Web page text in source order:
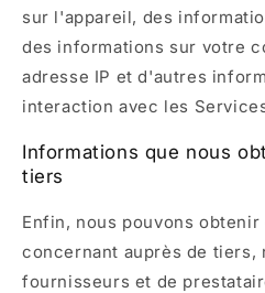
sur l'appareil, des
des informations sur votre
adresse IP et d'autres
interaction avec les
Informations que nous
tiers
Enfin, nous pouvons
concernant auprès de tiers,
fournisseurs et de